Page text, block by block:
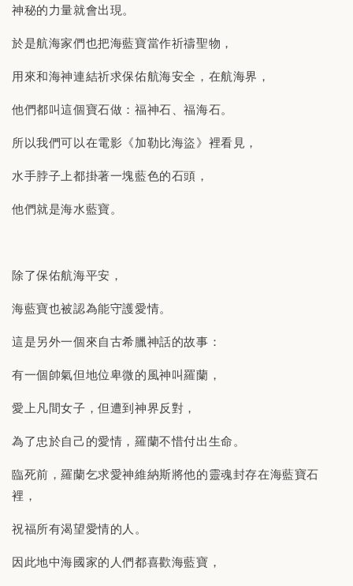
神秘的力量就會出現。
於是航海家們也把海藍寶當作祈禱聖物，
用來和海神連結祈求保佑航海安全，在航海界，
他們都叫這個寶石做：福神石、福海石。
所以我們可以在電影《加勒比海盜》裡看見，
水手脖子上都掛著一塊藍色的石頭，
他們就是海水藍寶。
除了保佑航海平安，
海藍寶也被認為能守護愛情。
這是另外一個來自古希臘神話的故事：
有一個帥氣但地位卑微的風神叫羅蘭，
愛上凡間女子，但遭到神界反對，
為了忠於自己的愛情，羅蘭不惜付出生命。
臨死前，羅蘭乞求愛神維納斯將他的靈魂封存在海藍寶石
裡，
祝福所有渴望愛情的人。
因此地中海國家的人們都喜歡海藍寶，